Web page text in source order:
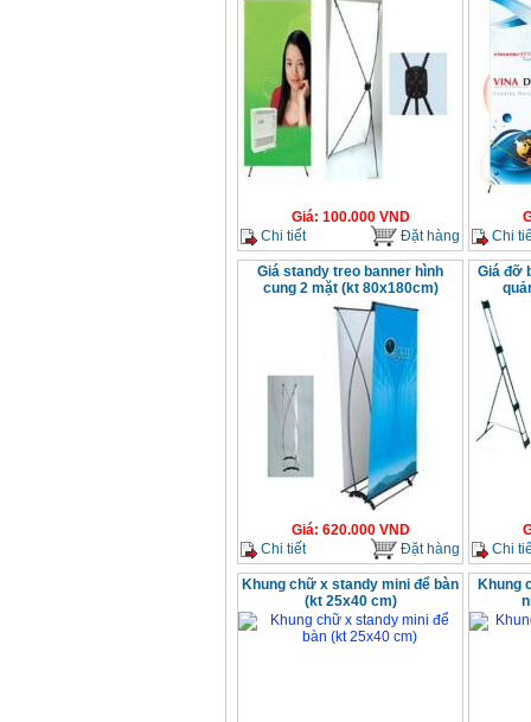
Giá: 100.000VND
Chi tiết
Đặt hàng
Chi
Giá standy treo banner hình
cung 2 mặt (kt 80x180cm)
Giá: 620.000VND
Chi tiết
Đặt hàng
Giá đỡ
Chi
Khung chữ x standy mini để bàn
(kt 25x40 cm)
Khung